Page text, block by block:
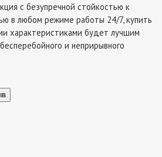
с безупречной стойкостью к
в любом режиме работы 24/7, купить
характеристиками будет лучшим
и неприрывного